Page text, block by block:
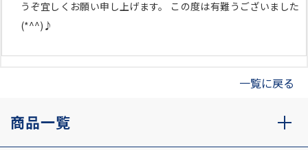
うぞ宜しくお願い申し上げます。 この度は有難うございました
(*^^)♪
一覧に戻る
商品一覧